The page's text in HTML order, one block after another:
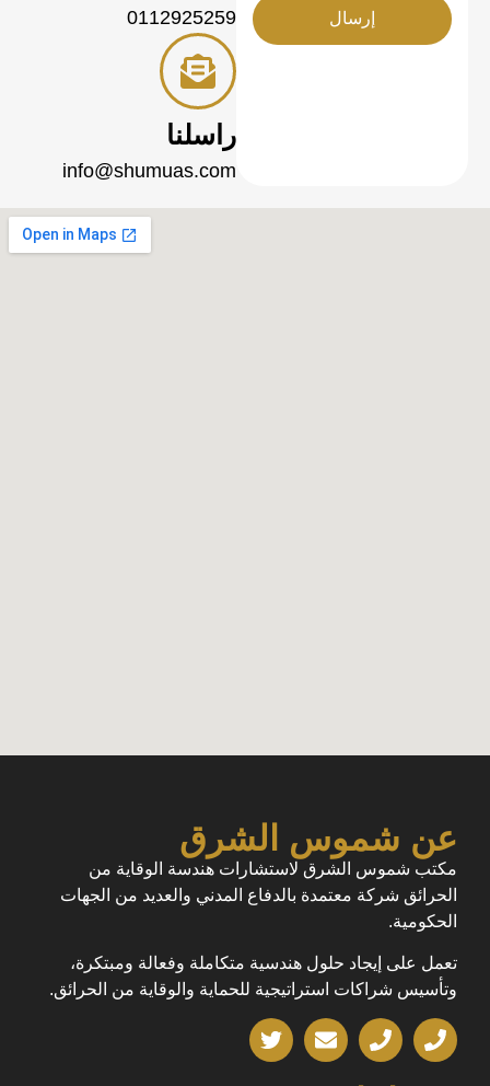
إرسال
0112925259
راسلنا
info@shumuas.com
عن شموس الشرق
مكتب شموس الشرق لاستشارات هندسة الوقاية من
الحرائق شركة معتمدة بالدفاع المدني والعديد من الجهات
الحكومية.
تعمل على إيجاد حلول هندسية متكاملة وفعالة ومبتكرة،
وتأسيس شراكات استراتيجية للحماية والوقاية من الحرائق.